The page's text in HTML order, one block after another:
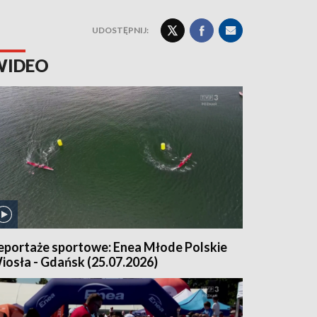
UDOSTĘPNIJ:
sportowe: Enea Młode Polskie
- Gdańsk (25.07.2026)